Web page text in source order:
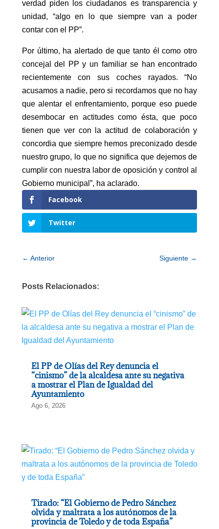
verdad piden los ciudadanos es transparencia y
unidad, “algo en lo que siempre van a poder
contar con el PP”.
Por último, ha alertado de que tanto él como otro
concejal del PP y un familiar se han encontrado
recientemente con sus coches rayados. “No
acusamos a nadie, pero si recordamos que no hay
que alentar el enfrentamiento, porque eso puede
desembocar en actitudes como ésta, que poco
tienen que ver con la actitud de colaboración y
concordia que siempre hemos preconizado desde
nuestro grupo, lo que no significa que dejemos de
cumplir con nuestra labor de oposición y control al
Gobierno municipal”, ha aclarado.
Facebook
Twitter
← Anterior Siguiente →
Posts Relacionados:
El PP de Olías del Rey denuncia el
“cinismo” de la alcaldesa ante su negativa
a mostrar el Plan de Igualdad del
Ayuntamiento
Ago 6, 2026
Tirado: “El Gobierno de Pedro Sánchez
olvida y maltrata a los autónomos de la
provincia de Toledo y de toda España”